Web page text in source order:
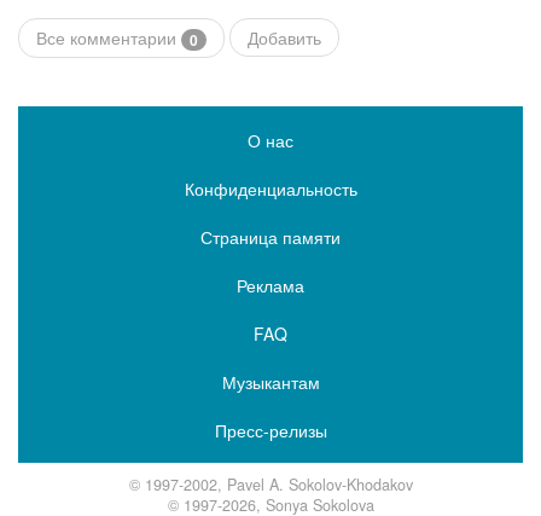
Все комментарии 0 Добавить
О нас
Конфиденциальность
Страница памяти
Реклама
FAQ
Музыкантам
Пресс-релизы
© 1997-2002, Pavel A. Sokolov-Khodakov
© 1997-2026, Sonya Sokolova